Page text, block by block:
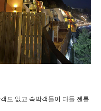
도 없고 숙박객들이 다들 젠틀